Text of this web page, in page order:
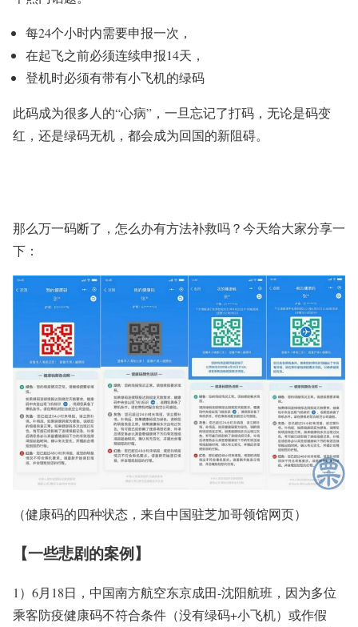
每24个小时内需要申报一次，
在起飞之前必须连续申报14天，
登机时必须有带有小飞机的绿码
此码成为很多人的“心病”，一旦忘记了打码，无论是码变
红，还是绿码无机，都会成为回国的新阻碍。
那么万一码断了，怎么办有方法补救吗？今天给大家分享一
下：
（健康码的四种状态，来自中国驻芝加哥领馆网页）
【一些悲剧的案例】
1）6月18日，中国南方航空东京成田-沈阳航班，因为多位
乘客防疫健康码不符合条件（没有绿码+小飞机）或作假